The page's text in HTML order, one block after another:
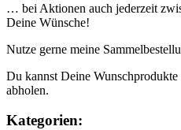
… bei Aktionen auch jederzeit
Deine Wünsche!
Nutze gerne meine
Du kannst Deine
abholen.
Kategorien: